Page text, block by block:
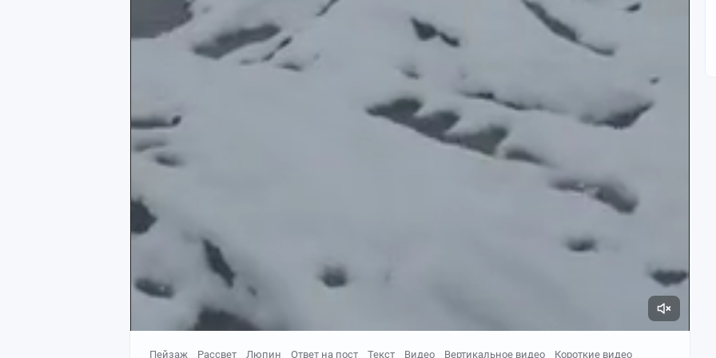
Для окрашивания собирают цветы, а также стебли с листьями. Процесс изготовления красителя
сводится к трем этапам. Сначала ткань стирают и протравливают — выдерживают в горячем
растворе солей металлов, чтобы пигмент надёжно закрепился и изменил оттенок. Затем сырьё
варят на медленном огне около часа и настаивают — так получают концентрированный
красильный отвар. Наконец, влажную ткань погружают в горячий, но не кипящий отвар, долго
прогревают и оставляют остывать на ночь. Последним этапом является закрепление цвета в
слабом уксусном растворе.
Пейзаж Рассвет Люпин Ответ на пост Текст Видео Вертикальное видео Короткие видео